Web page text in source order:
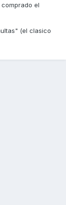
el
(el clasico